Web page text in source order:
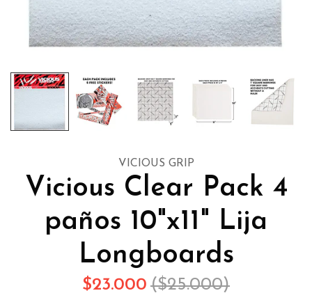
VICIOUS GRIP
Vicious Clear Pack 4
paños 10"x11" Lija
Longboards
$23.000 ($25.000)